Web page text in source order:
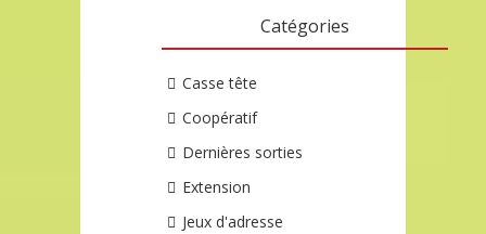
Catégories
Casse tête
Coopératif
Dernières sorties
Extension
Jeux d'adresse